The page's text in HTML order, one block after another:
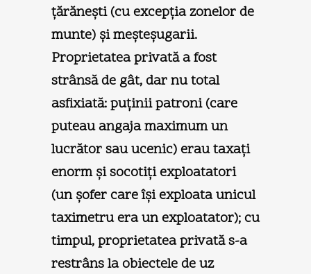
ţărăneşti (cu excepţia zonelor de
munte) şi meşteşugarii.
Proprietatea privată a fost
strânsă de gât, dar nu total
asfixiată: puţinii patroni (care
puteau angaja maximum un
lucrător sau ucenic) erau taxaţi
enorm şi socotiţi exploatatori
(un şofer care îşi exploata unicul
taximetru era un exploatator); cu
timpul, proprietatea privată s-a
restrâns la obiectele de uz